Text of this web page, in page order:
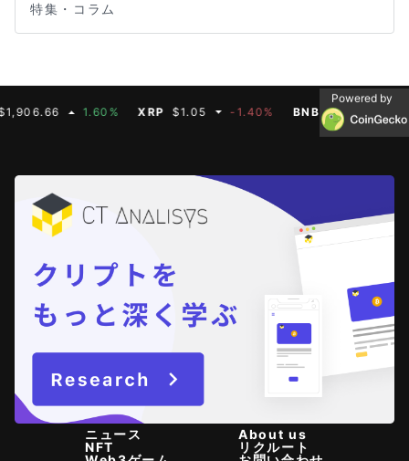
特集・コラム
1.60% XRP $1.05 -1.40% BNB $592.50 -0.60%
Powered by
ニュース
NFT
About us
リクルート